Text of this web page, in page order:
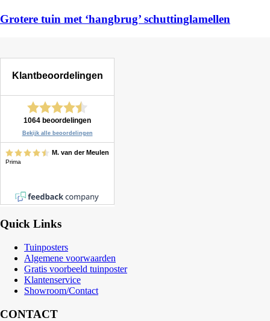
Grotere tuin met ‘hangbrug’ schuttinglamellen
Quick Links
Tuinposters
Algemene voorwaarden
Gratis voorbeeld tuinposter
Klantenservice
Showroom/Contact
CONTACT